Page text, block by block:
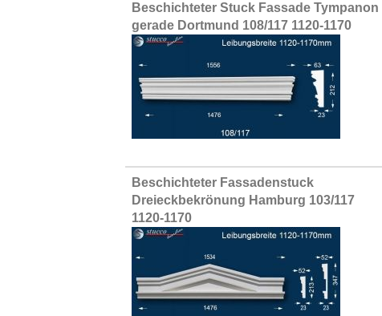
Beschichteter Stuck Fassade Tympanon
gerade Dortmund 108/117 1120-1170
Beschichteter Fassadenstuck
Dreieckbekrönung Hamburg 103/117
1120-1170